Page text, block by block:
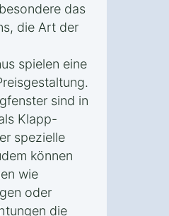
das
die Art der
spielen eine
sind in
Klapp-
spezielle
können
wie
oder
die